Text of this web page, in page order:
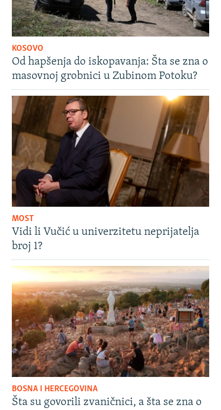
KOSOVO
Od hapšenja do iskopavanja: Šta se zna o
masovnoj grobnici u Zubinom Potoku?
MOST
Vidi li Vučić u univerzitetu neprijatelja
broj 1?
BOSNA I HERCEGOVINA
Šta su govorili zvaničnici, a šta se zna o